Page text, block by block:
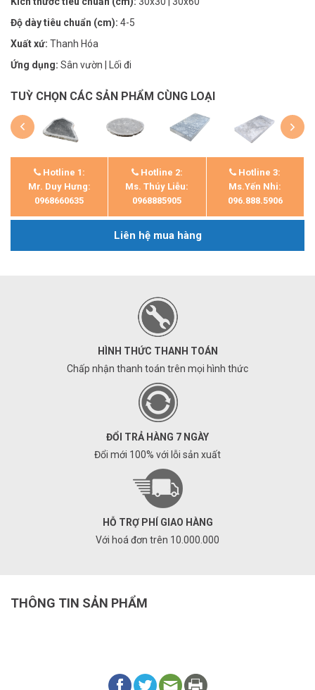
Độ dày tiêu chuẩn (cm): 4-5
Xuất xứ: Thanh Hóa
Ứng dụng: Sân vườn | Lối đi
TUỲ CHỌN CÁC SẢN PHẨM CÙNG LOẠI
Hotline 1:
Mr. Duy Hưng:
0968660635
Hotline 2:
Ms. Thúy Liễu:
0968885905
Hotline 3:
Ms.Yến Nhi:
096.888.5906
Liên hệ mua hàng
HÌNH THỨC THANH TOÁN
Chấp nhận thanh toán trên mọi hình thức
ĐỔI TRẢ HÀNG 7 NGÀY
Đổi mới 100% với lỗi sản xuất
HỖ TRỢ PHÍ GIAO HÀNG
Với hoá đơn trên 10.000.000
THÔNG TIN SẢN PHẨM